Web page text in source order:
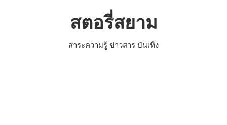
สตอรี่สยาม
สาระความรู้ ข่าวสาร บันเทิง